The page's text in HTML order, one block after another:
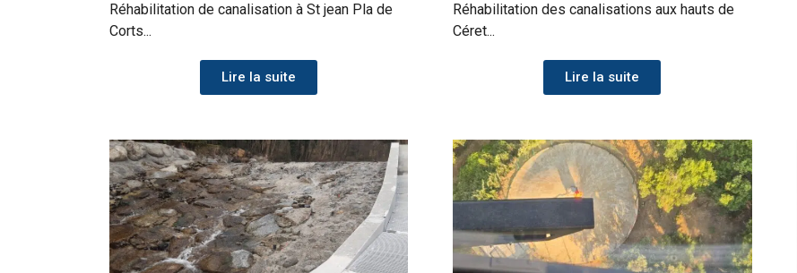
Réhabilitation de canalisation à St jean Pla de
Corts...
Lire la suite
Réhabilitation des canalisations aux hauts de
Céret...
Lire la suite